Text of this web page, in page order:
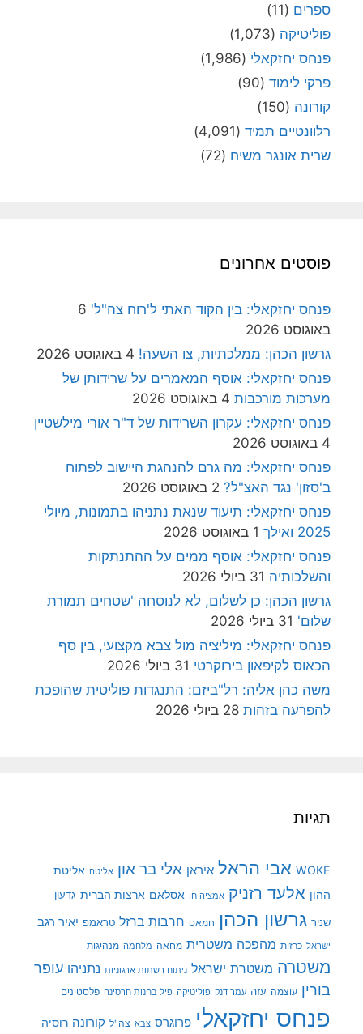
ספרים (11)
פוליטיקה (1,073)
פנחס יחזקאלי (1,986)
פרקי לימוד (90)
קורונה (150)
רלוונטיים תמיד (4,091)
שרית אונגר משיח (72)
פוסטים אחרונים
פנחס יחזקאלי: בין הקוד האתי ל'רוח צה"ל' 6
באוגוסט 2026
גרשון הכהן: ממלכתיות, צו השעה! 4 באוגוסט 2026
פנחס יחזקאלי: אוסף המאמרים על שרידותן של
מערכות מורכבות 4 באוגוסט 2026
פנחס יחזקאלי: עקרון השרידות של ד"ר אורי מילשטיין
4 באוגוסט 2026
פנחס יחזקאלי: מה גרם להנהגת היישוב לפתוח
ב'סזון' נגד האצ"ל? 2 באוגוסט 2026
פנחס יחזקאלי: תיעוד שנאת נתניהו בתמונות, מיולי
2025 ואילך
1 באוגוסט 2026
פנחס יחזקאלי: אוסף ממים על ההתנתקות
והשלכותיה 31 ביולי 2026
גרשון הכהן: כן לשלום, לא לנוסחה 'שטחים תמורת
שלום' 31 ביולי 2026
פנחס יחזקאלי: מיליציה מול צבא מקצועי, בין סף
הכאוס לקיפאון בירוקרטי 31 ביולי 2026
משה כהן אליה: רל"ביזם: התנגדות פוליטית שהופכת
להפרעה בזהות 28 ביולי 2026
תגיות
WOKE אבי הראל איראן אלי בר און אליטה אליטת
ההון אלעד רזניק אמציה חן אסלאם ארצות הברית גדעון
שניר גרשון הכהן חמאס חרבות ברזל טראמפ יאיר רגב
ישראל כרזות מהפכה משטרית מחאה מלחמה מנהיגות
משטרה משטרת ישראל ניתוח רשתות ארגוניות נתניהו עופר
בורין עוצמה עזה עמר דנק פוליטיקה פיל בחנות חרסינה פלסטינים
פנחס יחזקאלי פרוגרס צבא צה"ל קורונה רוסיה